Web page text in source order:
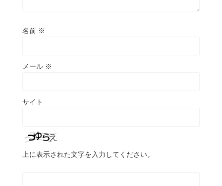
名前 ※
メール ※
サイト
上に表示された文字を入力してください。